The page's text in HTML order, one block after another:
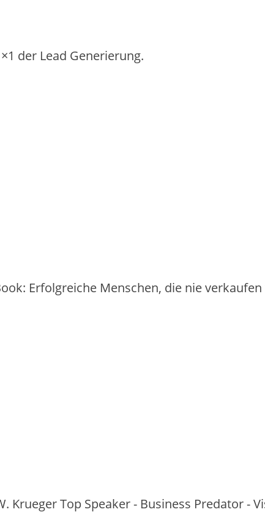
der Lead Generierung.
Erfolgreiche Menschen, die nie
Krueger Top Speaker - Business Predator -